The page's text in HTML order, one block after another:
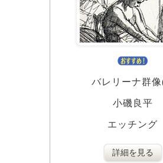
バレリーナ群
小磯良平
エッチング
詳細を見る